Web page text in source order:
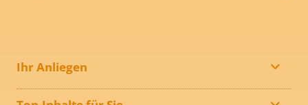
Ihr Anliegen